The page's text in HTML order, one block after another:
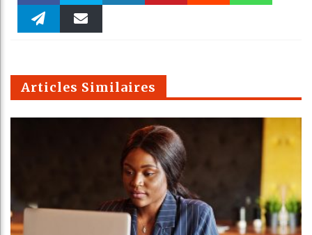
Faceboo Twitter
m
Articles Similaires